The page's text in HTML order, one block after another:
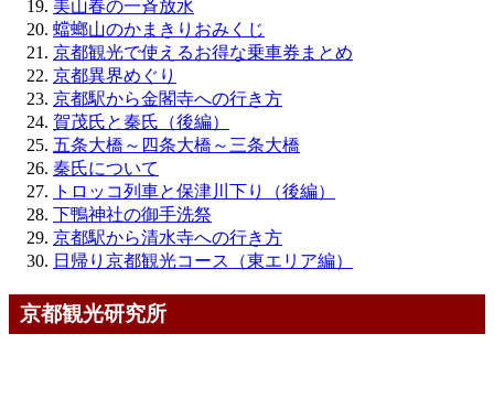
美山春の一斉放水
蟷螂山のかまきりおみくじ
京都観光で使えるお得な乗車券まとめ
京都異界めぐり
京都駅から金閣寺への行き方
賀茂氏と秦氏（後編）
五条大橋～四条大橋～三条大橋
秦氏について
トロッコ列車と保津川下り（後編）
下鴨神社の御手洗祭
京都駅から清水寺への行き方
日帰り京都観光コース（東エリア編）
京都観光研究所